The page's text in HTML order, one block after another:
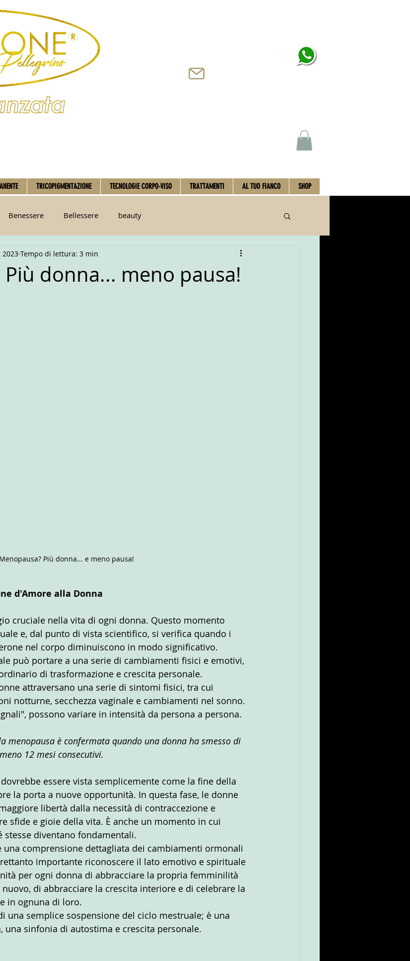
TRICOPIGMENTAZIONE TECNOLOGIE CORPO-VISO TRATTAMENTI AL TUO FIANCO SHOP
Benessere Bellessere beauty
Più donna... meno pausa!
2023 Tempo di lettura: 3 min
Menopausa? Più donna... e meno pausa!
d'Amore alla Donna
cruciale nella vita di ogni donna. Questo momento
e, dal punto di vista scientifico, si verifica quando i
nel corpo diminuiscono in modo significativo.
può portare a una serie di cambiamenti fisici e emotivi,
di trasformazione e crescita personale.
attraversano una serie di sintomi fisici, tra cui
notturne, secchezza vaginale e cambiamenti nel sonno.
possono variare in intensità da persona a persona.
menopausa è confermata quando una donna ha smesso di
12 mesi consecutivi.
essere vista semplicemente come la fine della
la porta a nuove opportunità. In questa fase, le donne
libertà dalla necessità di contraccezione e
sfide e gioie della vita. È anche un momento in cui
stesse diventano fondamentali.
una comprensione dettagliata dei cambiamenti ormonali
importante riconoscere il lato emotivo e spirituale
per ogni donna di abbracciare la propria femminilità
di abbracciare la crescita interiore e di celebrare la
in ognuna di loro.
una semplice sospensione del ciclo mestruale; è una
una sinfonia di autostima e crescita personale.